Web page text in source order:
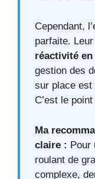
Cependant,
parfaite. Leur
réactivité
gestion des
sur place est
C’est le
Ma
claire : Pour
roulant de
complexe,